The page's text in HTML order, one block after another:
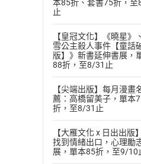
本85折、套書75折，至
止
【皇冠文化】《曉星》
雪公主殺人事件【童話
版】》新書延伸書展，
88折，至8/31止
【尖端出版】每月漫畫
薦：高橋留美子，單本
折，至8/31止
【大雁文化 x 日出出版
找到情緒出口，心理勵
展，單本85折，至9/10